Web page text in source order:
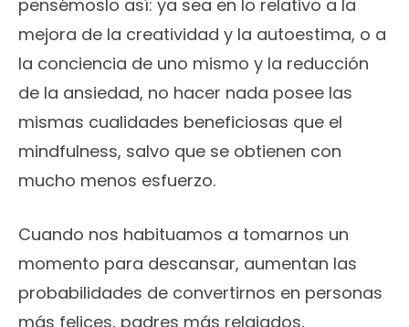
pensémoslo así: ya sea en lo relativo a la
mejora de la creatividad y la autoestima, o a
la conciencia de uno mismo y la reducción
de la ansiedad, no hacer nada posee las
mismas cualidades beneficiosas que el
mindfulness, salvo que se obtienen con
mucho menos esfuerzo.
Cuando nos habituamos a tomarnos un
momento para descansar, aumentan las
probabilidades de convertirnos en personas
más felices, padres más relajados,